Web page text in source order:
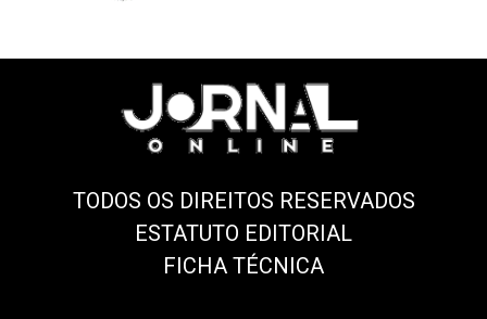
TODOS OS DIREITOS RESERVADOS
ESTATUTO EDITORIAL
FICHA TÉCNICA